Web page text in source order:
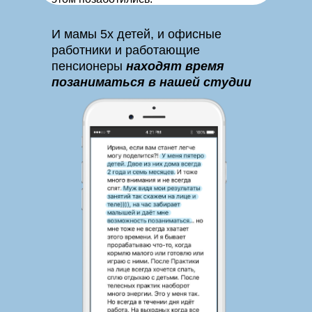
И мамы 5х детей, и офисные
работники и работающие
пенсионеры находят время
позаниматься в нашей студии